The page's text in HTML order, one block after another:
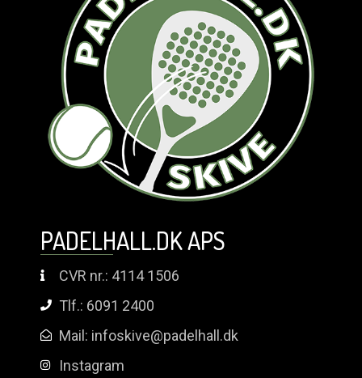
PADELHALL.DK APS
CVR nr.: 4114 1506
Tlf.: 6091 2400
Mail: infoskive@padelhall.dk
Instagram